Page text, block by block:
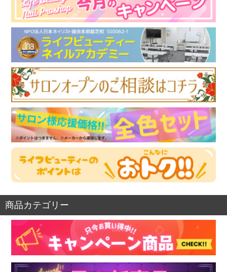
商品カテゴリー